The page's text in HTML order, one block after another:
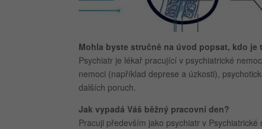
Mohla byste stručně na úvod popsat, kdo je
Psychiatr je lékař pracující v psychiatrické
nemoci (například deprese a úzkosti),
dalších poruch.
Jak vypadá Váš běžný pracovní den?
Pracuji především jako psychiatr v